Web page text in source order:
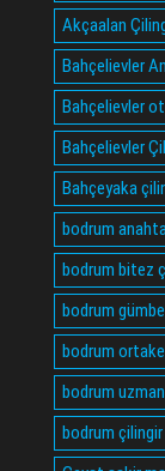
Akçaalan
Bahçelievler
Bahçelievler
Bahçelievler
Bahçeyaka
bodrum
bodrum bitez
bodrum
bodrum
bodrum
bodrum çilingir